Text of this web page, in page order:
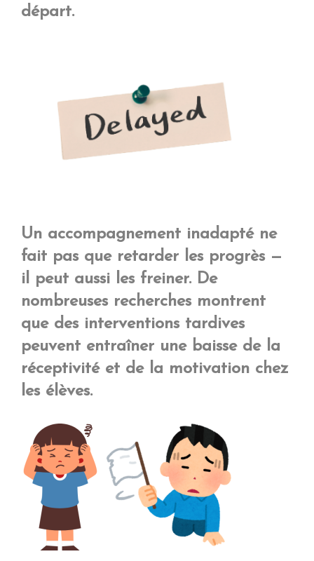
départ.
Un accompagnement inadapté ne
fait pas que retarder les progrès —
il peut aussi les freiner. De
nombreuses recherches montrent
que des interventions tardives
peuvent entraîner une baisse de la
réceptivité et de la motivation chez
les élèves.